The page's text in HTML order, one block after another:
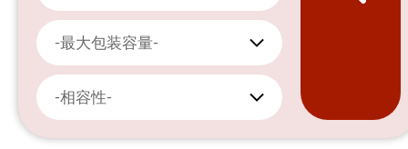
-最大包装容量-
-相容性-